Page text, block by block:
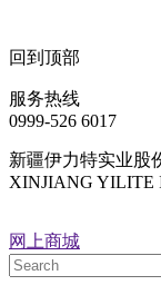
回到顶部
服务热线
0999-526 6017
新疆伊力特实业股
XINJIANG YILITE
网上商城